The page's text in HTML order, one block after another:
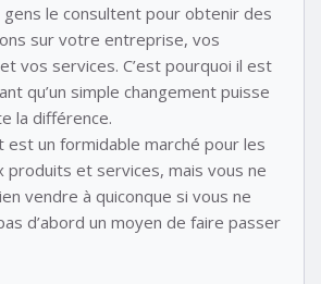
gens le consultent pour obtenir des
sur votre entreprise, vos
vos services. C’est pourquoi il est
qu’un simple changement puisse
la différence.
est un formidable marché pour les
produits et services, mais vous ne
vendre à quiconque si vous ne
d’abord un moyen de faire passer